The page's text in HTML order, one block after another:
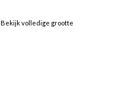
Bekijk volledige grootte